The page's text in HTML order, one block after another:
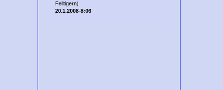
Felltigern)
20.1.2008-8:06